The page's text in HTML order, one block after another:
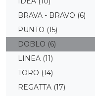
BRAVA - BRAVO (6)
PUNTO (15)
DOBLO (6)
LINEA (11)
TORO (14)
REGATTA (17)